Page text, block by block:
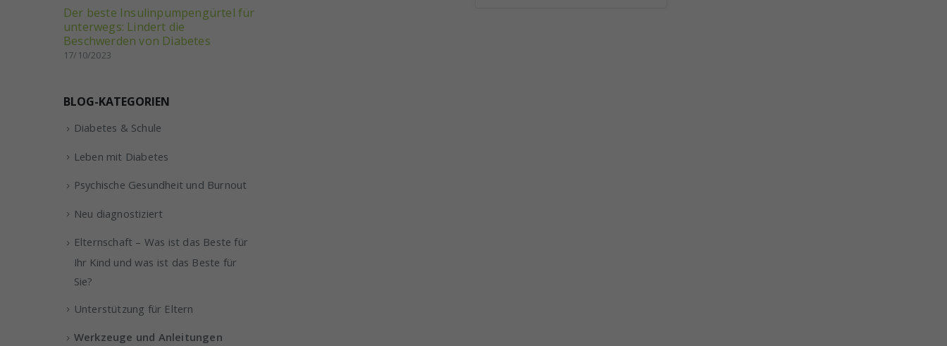
Der beste Insulinpumpengürtel für
unterwegs: Lindert die
Beschwerden von Diabetes
17/10/2023
BLOG-KATEGORIEN
Diabetes & Schule
Leben mit Diabetes
Psychische Gesundheit und Burnout
Neu diagnostiziert
Elternschaft – Was ist das Beste für
Ihr Kind und was ist das Beste für
Sie?
Unterstützung für Eltern
Werkzeuge und Anleitungen